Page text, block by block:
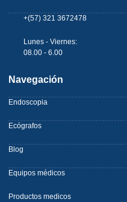
+(57) 321 3672478
Lunes - Viernes:
08.00 - 6.00
Navegación
Endoscopia
Ecógrafos
Blog
Equipos médicos
Productos medicos